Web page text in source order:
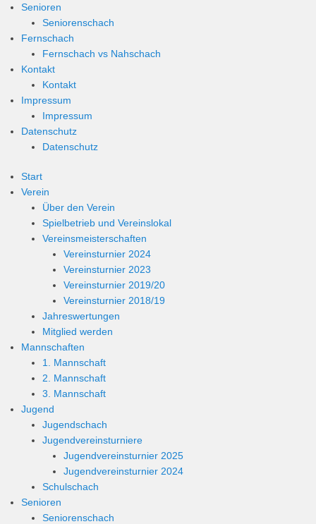
Senioren
Seniorenschach
Fernschach
Fernschach vs Nahschach
Kontakt
Kontakt
Impressum
Impressum
Datenschutz
Datenschutz
Start
Verein
Über den Verein
Spielbetrieb und Vereinslokal
Vereinsmeisterschaften
Vereinsturnier 2024
Vereinsturnier 2023
Vereinsturnier 2019/20
Vereinsturnier 2018/19
Jahreswertungen
Mitglied werden
Mannschaften
1. Mannschaft
2. Mannschaft
3. Mannschaft
Jugend
Jugendschach
Jugendvereinsturniere
Jugendvereinsturnier 2025
Jugendvereinsturnier 2024
Schulschach
Senioren
Seniorenschach